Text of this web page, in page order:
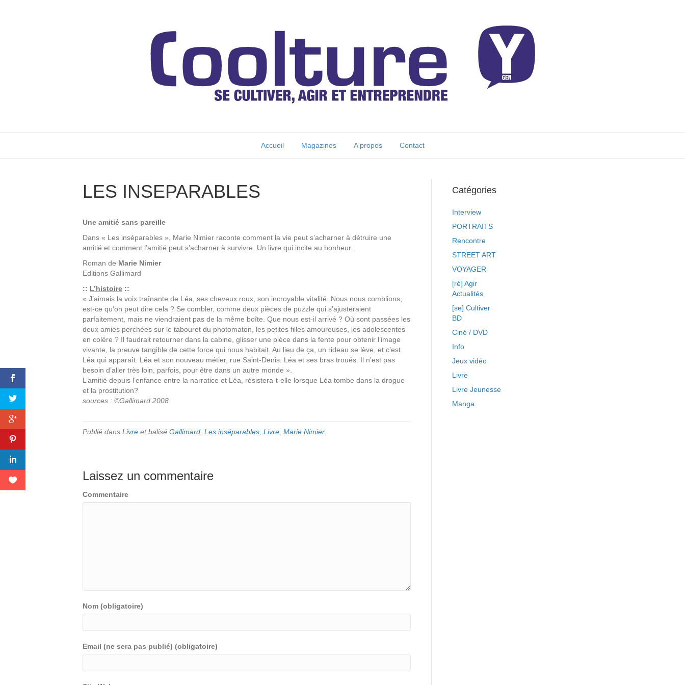
Accueil Magazines A propos Contact
LES INSEPARABLES
Une amitié sans pareille
Dans « Les inséparables », Marie Nimier raconte comment la vie peut s’acharner à détruire une
amitié et comment l’amitié peut s’acharner à survivre. Un livre qui incite au bonheur.
Roman de Marie Nimier
Editions Gallimard
:: L’histoire ::
« J’aimais la voix traînante de Léa, ses cheveux roux, son incroyable vitalité. Nous nous comblions,
est-ce qu’on peut dire cela ? Se combler, comme deux pièces de puzzle qui s’ajusteraient
parfaitement, mais ne viendraient pas de la même boîte. Que nous est-il arrivé ? Où sont passées les
deux amies perchées sur le tabouret du photomaton, les petites filles amoureuses, les adolescentes
en colère ? Il faudrait retourner dans la cabine, glisser une pièce dans la fente pour obtenir l’image
vivante, la preuve tangible de cette force qui nous habitait. Au lieu de ça, un rideau se lève, et c’est
Léa qui apparaît. Léa et son nouveau métier, rue Saint-Denis. Léa et ses bras troués. Il n’est pas
besoin d’aller très loin, parfois, pour être dans un autre monde ».
L’amitié depuis l’enfance entre la narratice et Léa, résistera-t-elle lorsque Léa tombe dans la drogue
et la prostitution?
sources : ©Gallimard 2008
Publié dans Livre et balisé Gallimard Les inséparables Livre Marie Nimier
Laissez un commentaire
Commentaire
Nom (obligatoire)
Email (ne sera pas publié) (obligatoire)
Catégories
Interview
PORTRAITS
Rencontre
STREET ART
VOYAGER
[ré] Agir
Actualités
[se] Cultiver
BD
Ciné / DVD
Info
Jeux vidéo
Livre
Livre Jeunesse
Manga